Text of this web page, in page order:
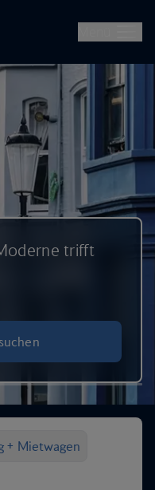
Hauptinhalt
trifft
+ Mietwagen